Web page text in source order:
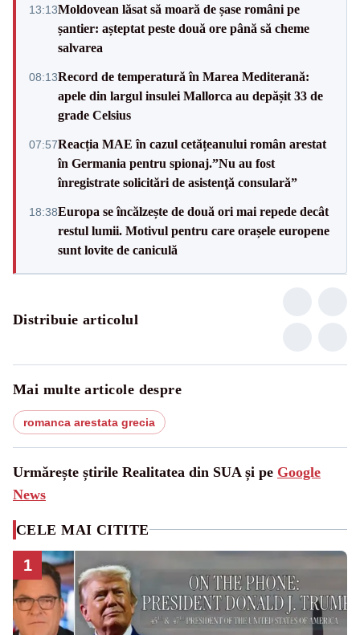
13:13Moldovean lăsat să moară de șase români pe
șantier: așteptat peste două ore până să cheme
salvarea
08:13Record de temperatură în Marea Mediterană:
apele din largul insulei Mallorca au depășit 33 de
grade Celsius
07:57Reacția MAE în cazul cetățeanului român arestat
în Germania pentru spionaj.”Nu au fost
înregistrate solicitări de asistenţă consulară”
18:38Europa se încălzește de două ori mai repede decât
restul lumii. Motivul pentru care orașele europene
sunt lovite de caniculă
Distribuie articolul
Mai multe articole despre
romanca arestata grecia
Urmărește știrile Realitatea din SUA și pe Google
News
CELE MAI CITITE
1